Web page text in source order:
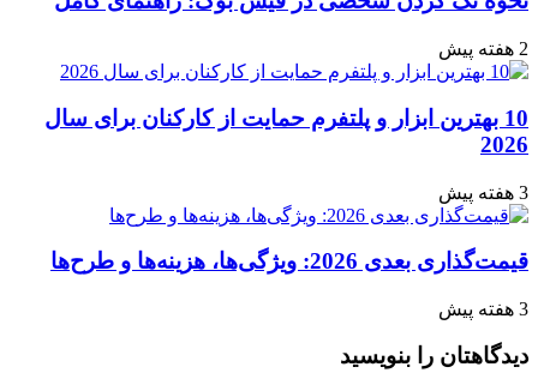
آنها
آورده
است
2 هفته پیش
10 بهترین ابزار و پلتفرم حمایت از کارکنان برای سال
2026
3 هفته پیش
قیمت‌گذاری بعدی 2026: ویژگی‌ها، هزینه‌ها و طرح‌ها
3 هفته پیش
دیدگاهتان را بنویسید